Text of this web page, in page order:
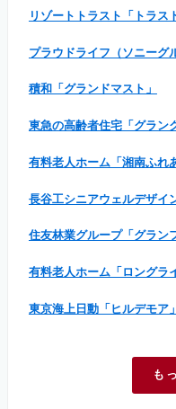
リゾートトラスト「トラス
プラウドライフ（ソニーグ
積和「グランドマスト」
東急の高齢者住宅「グラン
有料老人ホーム「湘南ふれ
長谷工シニアウェルデザイ
住友林業グループ「グラン
有料老人ホーム「ロングラ
東京海上日動「ヒルデモア」
も